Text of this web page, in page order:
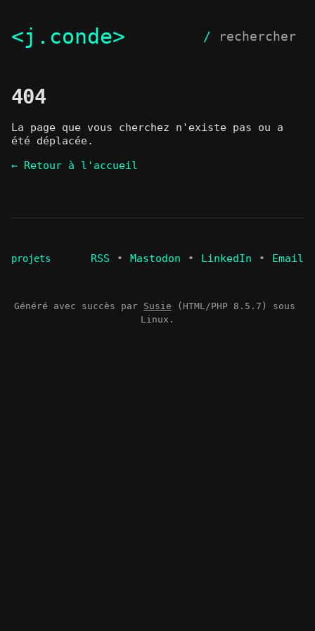
<j.conde> /
404
La page que vous cherchez n'existe pas ou a
été déplacée.
← Retour à l'accueil
projets RSS • Mastodon • LinkedIn • Email
Généré avec succès par Susie (HTML/PHP 8.5.7) sous
Linux.